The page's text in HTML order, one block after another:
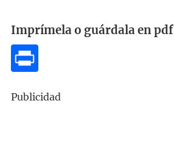
Imprímela o guárdala en pdf
Publicidad